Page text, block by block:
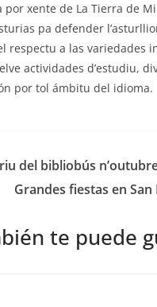
por xente de La Tierra de
pa defender
respectu a las variedades
actividades d’estudiu,
por tol ámbitu del idioma.
del bibliobús
Grandes fiestas en
te puede